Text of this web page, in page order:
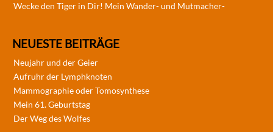
Wecke den Tiger in Dir! Mein Wander- und Mutmacher-
NEUESTE BEITRÄGE
Neujahr und der Geier
Aufruhr der Lymphknoten
Mammographie oder Tomosynthese
Mein 61. Geburtstag
Der Weg des Wolfes